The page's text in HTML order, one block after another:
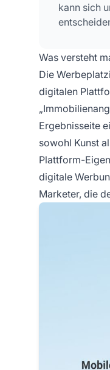
kann sich
Was versteht
Die
digitalen
Ergebnisseite
sowohl Kunst
Plattform-
digitale
Marketer, die